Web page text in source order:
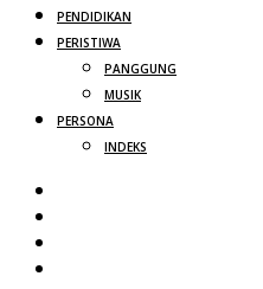
PENDIDIKAN
PERISTIWA
PANGGUNG
MUSIK
PERSONA
INDEKS